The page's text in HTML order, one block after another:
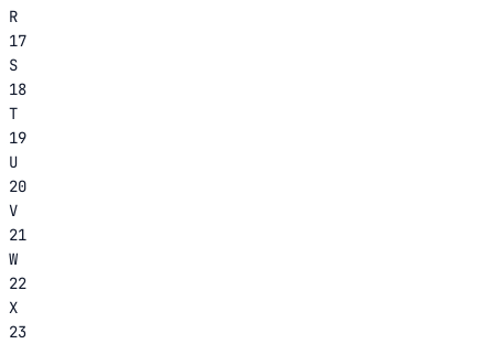
R
17
S
18
T
19
U
20
V
21
W
22
X
23